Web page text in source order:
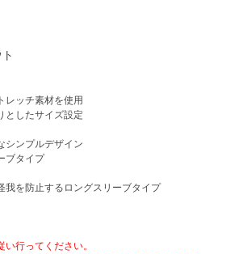
レッチ素材を使用
としたサイズ設定
シンプルデザイン
ブタイプ
我を防止するロングスリーブタイプ
い行ってください。